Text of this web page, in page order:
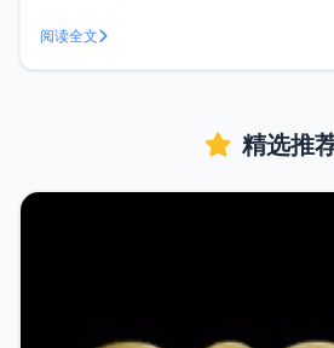
麻烦，也不利于提高工作效率。那么这
wordpress文章的外链自动添加
阅读全文
精选推